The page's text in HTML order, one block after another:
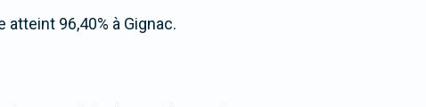
96,40% à Gignac.